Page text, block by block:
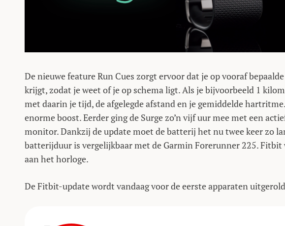
De nieuwe feature Run Cues zorgt ervoor dat je op vooraf
krijgt, zodat je weet of je op schema ligt. Als je bijvoorbeeld 1
met daarin je tijd, de afgelegde afstand en je gemiddelde
enorme boost. Eerder ging de Surge zo’n vijf uur mee met een
monitor. Dankzij de update moet de batterij het nu twee keer zo
batterijduur is vergelijkbaar met de Garmin Forerunner 225.
aan het horloge.
De Fitbit-update wordt vandaag voor de eerste apparaten